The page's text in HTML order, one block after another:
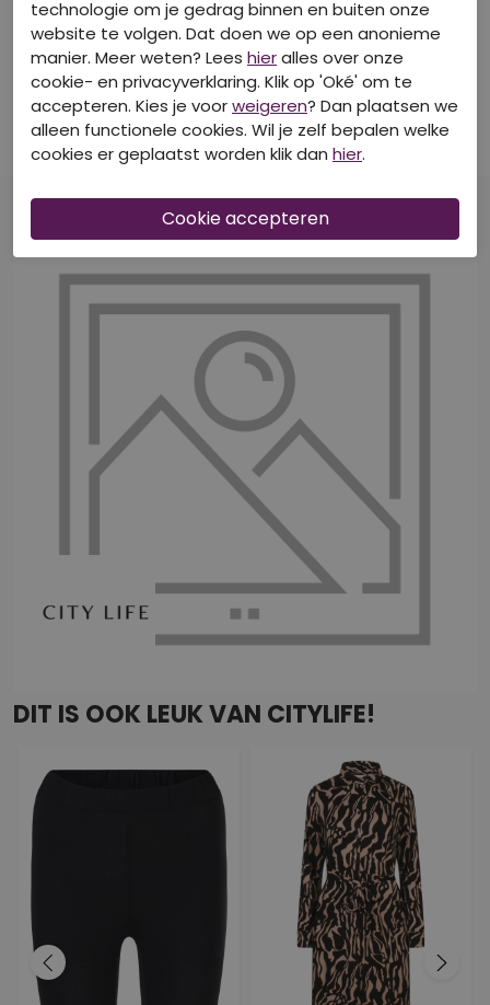
40-50-60% korting
CITYLIFE
Z10518/CX90944 Bruin
Tops korte mouw
€ 14,99
40-50-60% korting
CITYLIFE
Z10460/213833-01 ROSE
T-shirts korte mouw
€ 17,99
DIT IS OOK LEUK VAN CITYLIFE!
technologie om je gedrag binnen en buiten onze
website te volgen. Dat doen we op een anonieme
manier. Meer weten? Lees hieralles over onze
cookie- en privacyverklaring. Klik op 'Oké' om te
accepteren. Kies je voorweigeren? Dan plaatsen we
alleen functionele cookies. Wil je zelf bepalen welke
cookies er geplaatst worden klik dan hier.